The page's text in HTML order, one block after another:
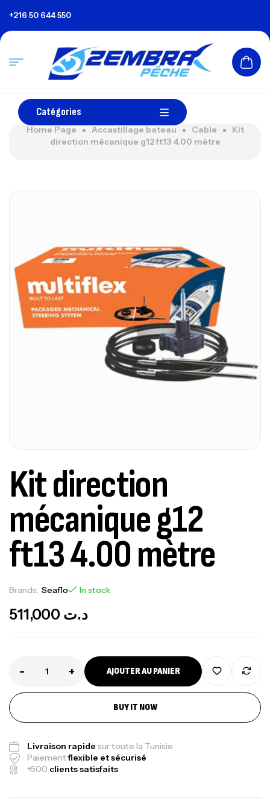
+216 50 644 550
Catégories
Home Page Accastillage bateau Cable
Kit
direction mécanique g12 ft13 4.00 mètre
Kit direction
mécanique g12
ft13 4.00 mètre
Brands: Seaflo In stock
د.ت
- + AJOUTER AU PANIER
BUY IT NOW
Livraison rapide sur toute la Tunisie
Paiementflexible et sécurisé
+500 clients satisfaits